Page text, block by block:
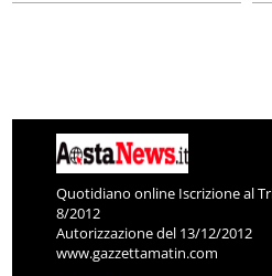
Quotidiano online Iscrizione al
8/2012
Autorizzazione del 13/12/2012
www.gazzettamatin.com